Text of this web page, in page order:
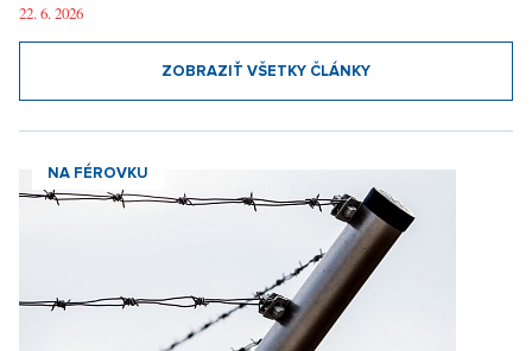
22. 6. 2026
ZOBRAZIŤ VŠETKY ČLÁNKY
NA FÉROVKU